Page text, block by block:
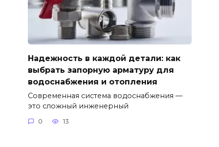
Надежность в каждой детали: как
выбрать запорную арматуру для
водоснабжения и отопления
Современная система водоснабжения —
это сложный инженерный
0 13